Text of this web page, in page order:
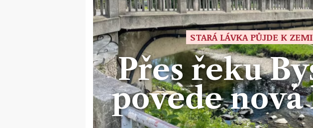
STARÁ LÁVKA PŮJDE K ZEMI
Přes řeku
povede nová